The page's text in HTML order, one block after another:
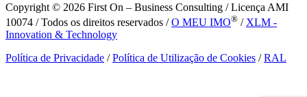
Copyright © 2026 First On – Business Consulting / Licença AMI
10074 / Todos os direitos reservados /O MEU IMO® / XLM -
Innovation & Technology
Política de Privacidade /Política de Utilização de Cookies /RAL